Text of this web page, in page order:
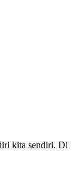
kita sendiri. Di